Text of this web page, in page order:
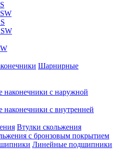
Шарнирные
с наружной
с внутренней
Втулки скольжения
с бронзовым покрытием
Линейные подшипники